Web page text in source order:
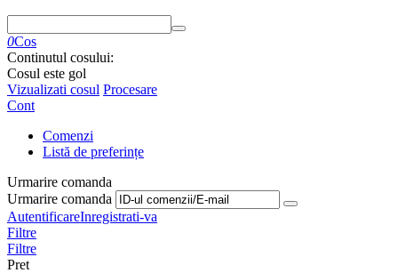
0Cos
Continutul cosului:
Cosul este gol
Vizualizati cosul Procesare
Cont
Comenzi
Listă de preferințe
Urmarire comanda
Urmarire comanda
AutentificareInregistrati-va
Filtre
Filtre
Pret